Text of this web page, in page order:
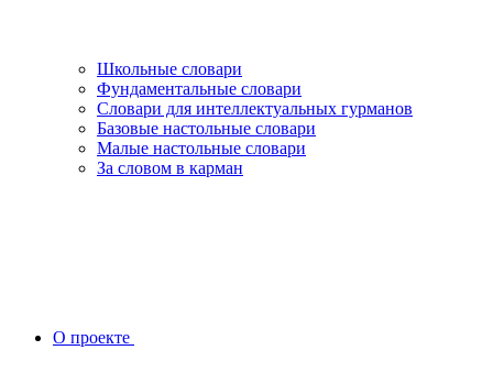
Школьные словари
Фундаментальные словари
Словари для интеллектуальных гурманов
Базовые настольные словари
Малые настольные словари
За словом в карман
О проекте